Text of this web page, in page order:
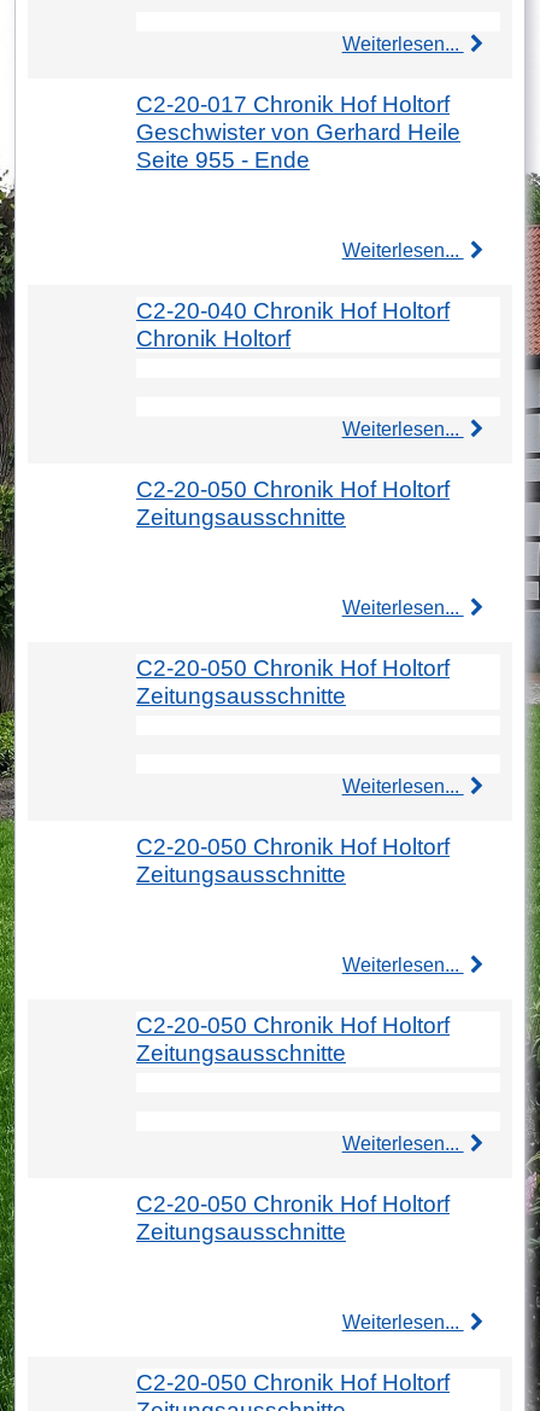
Weiterlesen...
C2-20-017 Chronik Hof Holtorf
Geschwister von Gerhard Heile
Seite 955 - Ende
Weiterlesen...
C2-20-040 Chronik Hof Holtorf
Chronik Holtorf
Weiterlesen...
C2-20-050 Chronik Hof Holtorf
Zeitungsausschnitte
Weiterlesen...
C2-20-050 Chronik Hof Holtorf
Zeitungsausschnitte
Weiterlesen...
C2-20-050 Chronik Hof Holtorf
Zeitungsausschnitte
Weiterlesen...
C2-20-050 Chronik Hof Holtorf
Zeitungsausschnitte
Weiterlesen...
C2-20-050 Chronik Hof Holtorf
Zeitungsausschnitte
Weiterlesen...
C2-20-050 Chronik Hof Holtorf